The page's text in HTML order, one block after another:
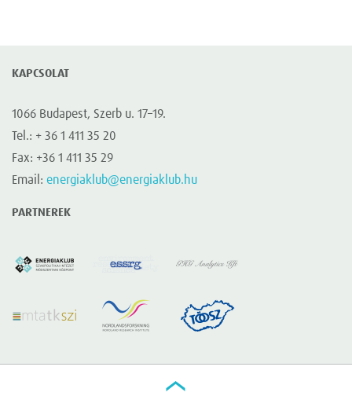
KAPCSOLAT
1066 Budapest, Szerb u. 17–19.
Tel.: + 36 1 411 35 20
Fax: +36 1 411 35 29
Email: energiaklub@energiaklub.hu
PARTNEREK